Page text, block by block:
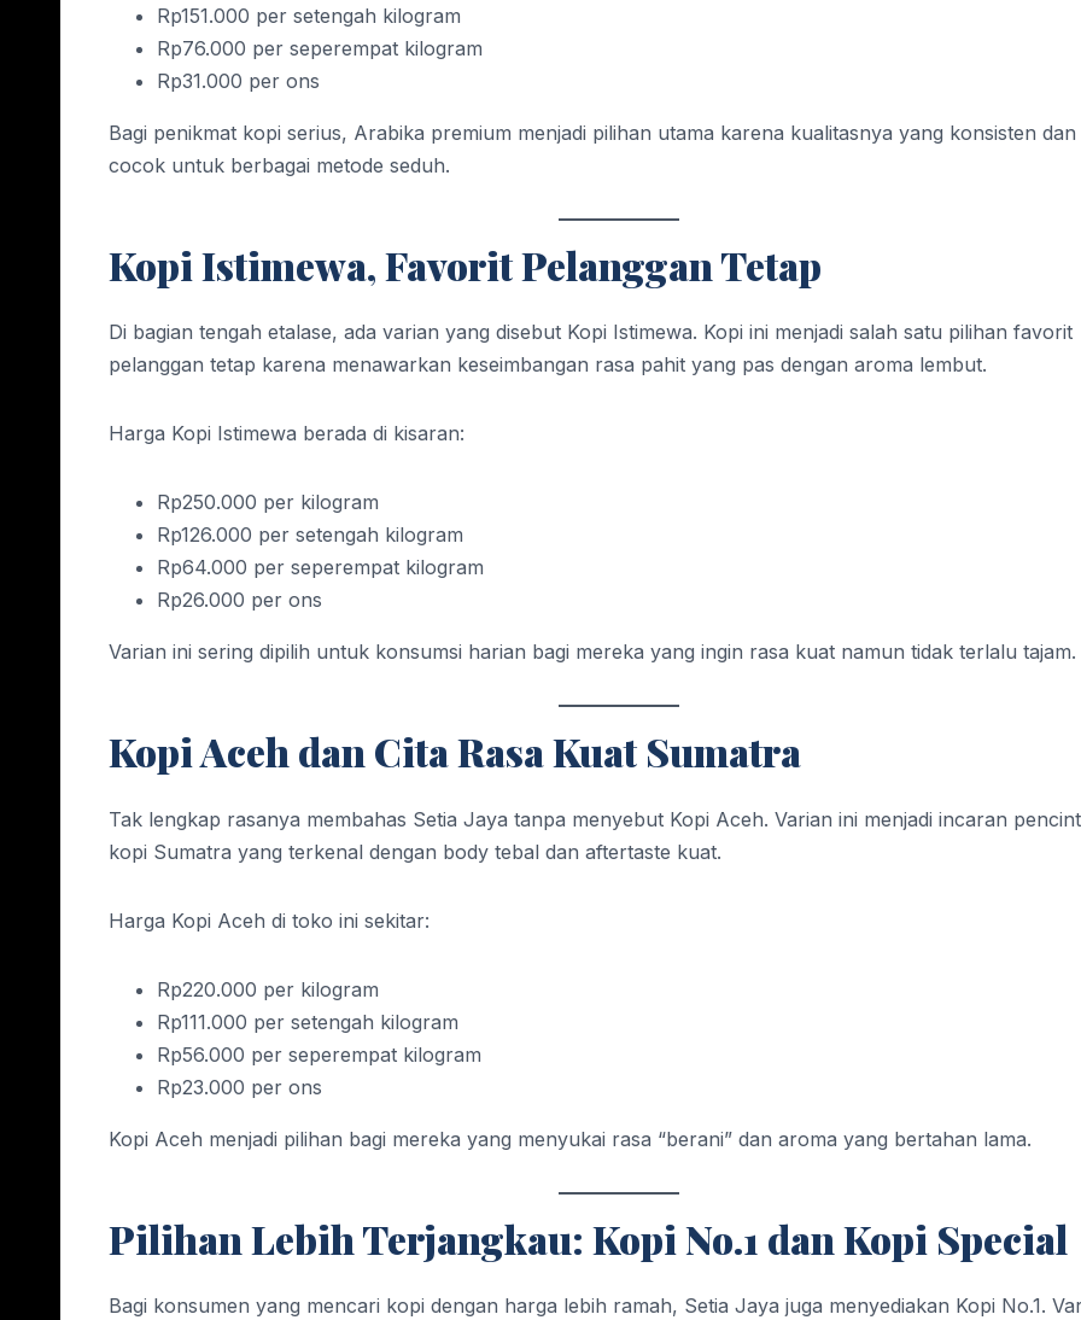
Rp151.000 per setengah kilogram
Rp76.000 per seperempat kilogram
Rp31.000 per ons
Bagi penikmat kopi serius, Arabika premium menjadi pilihan utama karena kualitasnya yang konsisten dan
cocok untuk berbagai metode seduh.
Kopi Istimewa, Favorit Pelanggan Tetap
Di bagian tengah etalase, ada varian yang disebut Kopi Istimewa. Kopi ini menjadi salah satu pilihan favorit
pelanggan tetap karena menawarkan keseimbangan rasa pahit yang pas dengan aroma lembut.
Harga Kopi Istimewa berada di kisaran:
Rp250.000 per kilogram
Rp126.000 per setengah kilogram
Rp64.000 per seperempat kilogram
Rp26.000 per ons
Varian ini sering dipilih untuk konsumsi harian bagi mereka yang ingin rasa kuat namun tidak terlalu tajam.
Kopi Aceh dan Cita Rasa Kuat Sumatra
Tak lengkap rasanya membahas Setia Jaya tanpa menyebut Kopi Aceh. Varian ini menjadi incaran
kopi Sumatra yang terkenal dengan body tebal dan aftertaste kuat.
Harga Kopi Aceh di toko ini sekitar:
Rp220.000 per kilogram
Rp111.000 per setengah kilogram
Rp56.000 per seperempat kilogram
Rp23.000 per ons
Kopi Aceh menjadi pilihan bagi mereka yang menyukai rasa “berani” dan aroma yang bertahan lama.
Pilihan Lebih Terjangkau: Kopi No.1 dan Kopi Special
Bagi konsumen yang mencari kopi dengan harga lebih ramah, Setia Jaya juga menyediakan Kopi No.1.